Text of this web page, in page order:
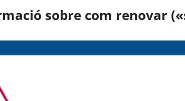
sobre com renovar